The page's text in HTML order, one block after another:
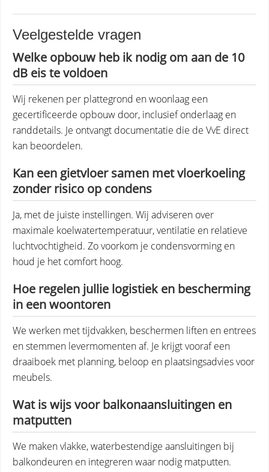
Veelgestelde vragen
Welke opbouw heb ik nodig om aan de 10
dB eis te voldoen
Wij rekenen per plattegrond en woonlaag een
gecertificeerde opbouw door, inclusief onderlaag en
randdetails. Je ontvangt documentatie die de VvE direct
kan beoordelen.
Kan een gietvloer samen met vloerkoeling
zonder risico op condens
Ja, met de juiste instellingen. Wij adviseren over
maximale koelwatertemperatuur, ventilatie en relatieve
luchtvochtigheid. Zo voorkom je condensvorming en
houd je het comfort hoog.
Hoe regelen jullie logistiek en bescherming
in een woontoren
We werken met tijdvakken, beschermen liften en entrees
en stemmen levermomenten af. Je krijgt vooraf een
draaiboek met planning, beloop en plaatsingsadvies voor
meubels.
Wat is wijs voor balkonaansluitingen en
matputten
We maken vlakke, waterbestendige aansluitingen bij
balkondeuren en integreren waar nodig matputten.